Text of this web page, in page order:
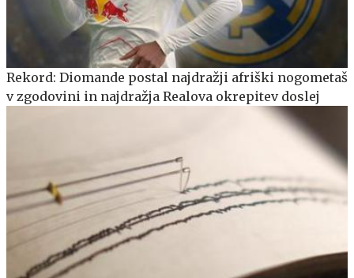
Rekord: Diomande postal najdražji afriški nogometaš
v zgodovini in najdražja Realova okrepitev doslej